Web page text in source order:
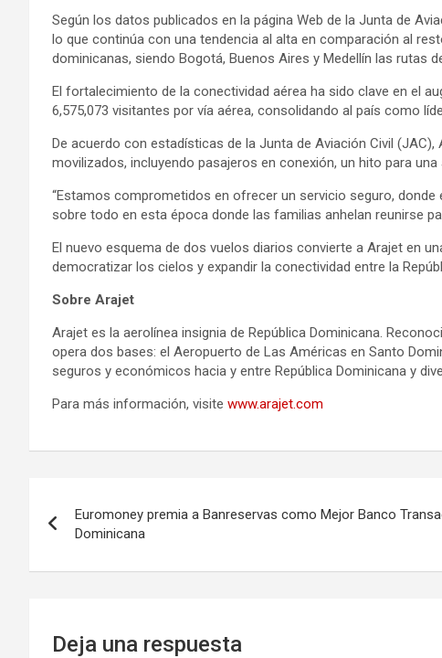
Según los datos publicados en la página Web de la Junta de
lo que continúa con una tendencia al alta en comparación al
dominicanas, siendo Bogotá, Buenos Aires y Medellín las rutas
El fortalecimiento de la conectividad aérea ha sido clave en el
6,575,073 visitantes por vía aérea, consolidando al país como
De acuerdo con estadísticas de la Junta de Aviación Civil
movilizados, incluyendo pasajeros en conexión, un hito para
“Estamos comprometidos en ofrecer un servicio seguro,
sobre todo en esta época donde las familias anhelan reunirse
El nuevo esquema de dos vuelos diarios convierte a Arajet en
democratizar los cielos y expandir la conectividad entre la
Sobre Arajet
Arajet es la aerolínea insignia de República Dominicana.
opera dos bases: el Aeropuerto de Las Américas en Santo
seguros y económicos hacia y entre República Dominicana y
Para más información, visite www.arajet.com
de
entradas
Euromoney premia a Banreservas como Mejor Banco
Dominicana
Deja una respuesta